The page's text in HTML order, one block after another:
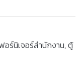
อร์นิเจอร์สำนักงาน,ตู้